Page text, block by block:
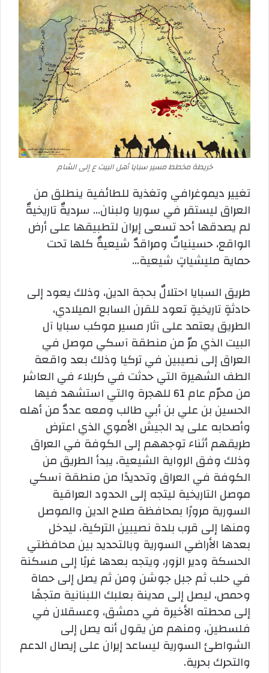
خريطة مخطط مسير سبايا أهل البيت ع إلى الشام
تغيير ديموغرافي وتغذية للطائفية ينطلق من
العراق ليستقر في سوريا ولبنان… سرديةٌ تاريخيةٌ
لم يصدقها أحد تسعى إيران لتطبيقها علىأرض
الواقع، حسينياتٌ ومراقدٌ شيعيةٌ كلها تحت
حماية مليشياتٍ شيعية…
طريق السبايا احتلالٌ بحجة الدين، وذلك يعود إلى
حادثةٍ تاريخيةٍ تعود للقرن السابع الميلادي،
الطريق يعتمد على آثار مسير موكب سبايا آل
البيت الذي مرّ من منطقة آسكي موصل في
العراق إلى نصيبين في تركيا وذلك بعد واقعة
الطف الشهيرة التي حدثت في كربلاء في العاشر
من محرّم عام 61 للهجرة والتي استشهد فيها
الحسين بن علي بن أبي طالب ومعه عددٌ من أهله
وأصحابه على يد الجيش الأموي الذي اعترض
طريقهم أثناء توجههم إلى الكوفة في العراق
وذلك وفق الرواية الشيعية، يبدأ الطريق من
الكوفة في العراق وتحديدًا من منطقة آسكي
موصل التاريخية ليتجه إلى الحدود العراقية
السورية مرورًا بمحافظة صلاح الدين والموصل
ومنها إلى قرب بلدة نصيبين التركية، ليدخل
بعدها الأراضي السورية وبالتحديد بين محافظتي
الحسكة ودير الزور، ويتجه بعدها غربًا إلى مسكنة
في حلب ثم جبل جوشن ومن ثم يصل إلى حماة
وحمص، ليصل إلى مدينة بعلبك اللبنانية متجهًا
إلى محطته الأخيرة في دمشق، وعسقلان في
فلسطين، ومنهم من يقول أنه يصل إلى
الشواطئ السورية ليساعد إيران على إيصال الدعم
والتحرك بحرية.